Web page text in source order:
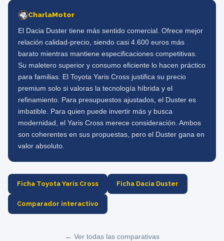
CharlaMotor
El Dacia Duster tiene más sentido comercial. Ofrece mejor
relación calidad-precio, siendo casi 4.600 euros más
barato mientras mantiene especificaciones competitivas.
Su maletero superior y consumo eficiente lo hacen práctico
para familias. El Toyota Yaris Cross justifica su precio
premium solo si valoras la tecnología híbrida y el
refinamiento. Para presupuestos ajustados, el Duster es
imbatible. Para quien puede invertir más y busca
modernidad, el Yaris Cross merece consideración. Ambos
son coherentes en sus propuestas, pero el Duster gana en
valor absoluto.
Ficha Toyota Yaris Cross Ficha Dacia Duster
Comparador interactivo
← Ver todas las comparativas